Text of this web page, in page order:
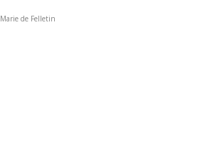
Marie de Felletin